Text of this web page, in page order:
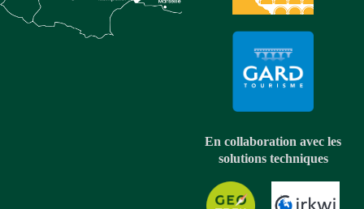
En collaboration avec les
solutions techniques